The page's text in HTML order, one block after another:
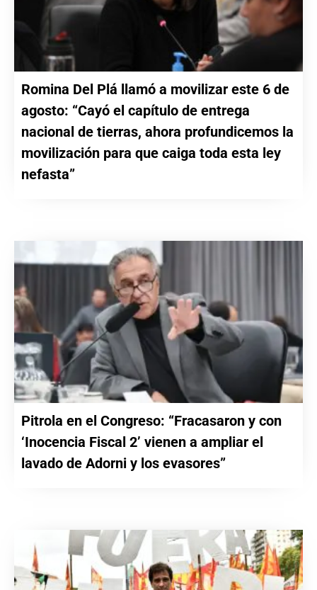
Romina Del Plá llamó a movilizar este 6 de
agosto: “Cayó el capítulo de entrega
nacional de tierras, ahora profundicemos la
movilización para que caiga toda esta ley
nefasta”
Pitrola en el Congreso: “Fracasaron y con
‘Inocencia Fiscal 2’ vienen a ampliar el
lavado de Adorni y los evasores”